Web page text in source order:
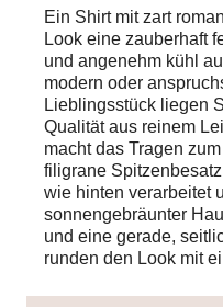
Ein Shirt mit zart
Look eine zauberhaft
und angenehm kühl
modern oder
Lieblingsstück liegen
Qualität aus reinem
macht das Tragen
filigrane
wie hinten verarbeitet
sonnengebräunter
und eine gerade,
runden den Look mit